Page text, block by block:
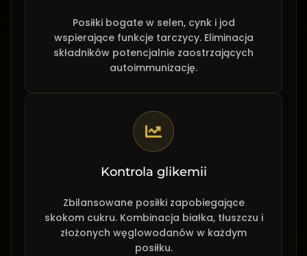
Posiłki bogate w selen, cynk i jod
wspierające funkcje tarczycy. Eliminacja
składników potencjalnie zaostrzających
autoimmunizację.
Kontrola glikemii
Zbilansowane posiłki zapobiegające
skokom cukru. Kombinacja białka, tłuszczu i
złożonych węglowodanów w każdym
posiłku.